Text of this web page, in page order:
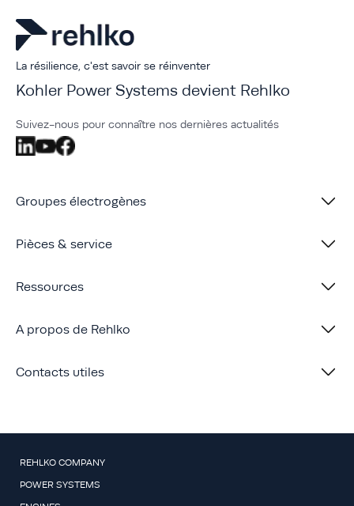
La résilience, c'est savoir se réinventer
Kohler Power Systems devient Rehlko
Suivez-nous pour connaître nos dernières actualités
Groupes électrogènes
Pièces & service
Ressources
A propos de Rehlko
Contacts utiles
REHLKO COMPANY
POWER SYSTEMS